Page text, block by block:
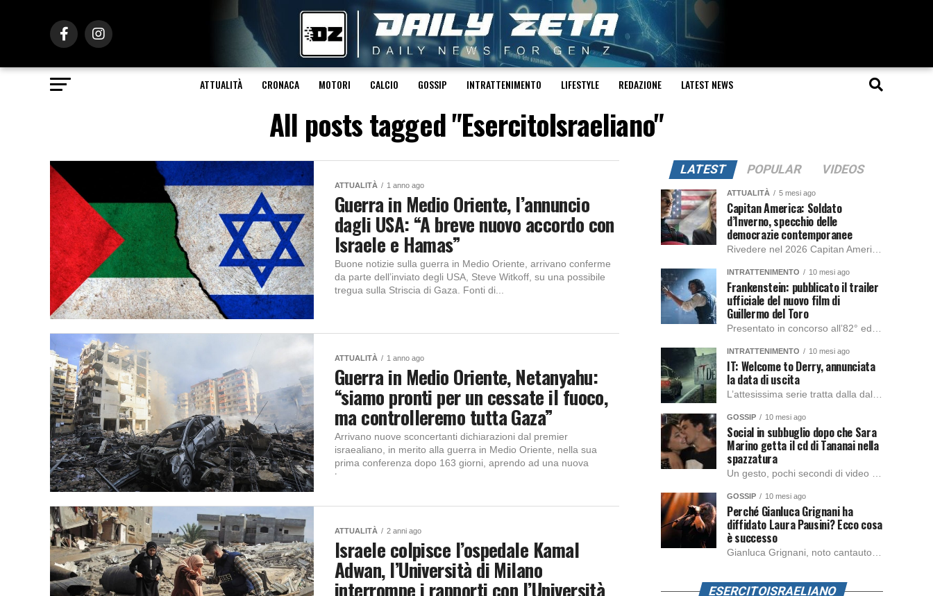
ATTUALITÀ CRONACA MOTORI CALCIO GOSSIP INTRATTENIMENTO LIFESTYLE REDAZIONE LATEST NEWS
All posts tagged "EsercitoIsraeliano"
ATTUALITÀ 1 anno ago
Guerra in Medio Oriente, l’annuncio
dagli USA: “A breve nuovo accordo con
Israele e Hamas”
Buone notizie sulla guerra in Medio Oriente, arrivano conferme
da parte dell’inviato degli USA, Steve Witkoff, su una possibile
tregua sulla Striscia di Gaza. Fonti di...
ATTUALITÀ 1 anno ago
Guerra in Medio Oriente, Netanyahu:
“siamo pronti per un cessate il fuoco,
ma controlleremo tutta Gaza”
Arrivano nuove sconcertanti dichiarazioni dal premier
israealiano, in merito alla guerra in Medio Oriente, nella sua
prima conferenza dopo 163 giorni, aprendo ad una nuova
tregua...
ATTUALITÀ 2 anni ago
Israele colpisce l’ospedale Kamal
Adwan, l’Università di Milano
interrompe i rapporti con l’Università
LATEST POPULAR VIDEOS
ATTUALITÀ 5 mesi ago
Capitan America: Soldato
d’Inverno, specchio delle
democrazie contemporanee
INTRATTENIMENTO 10 mesi ago
Frankenstein: pubblicato il trailer
ufficiale del nuovo film di
Guillermo del Toro
INTRATTENIMENTO 10 mesi ago
IT: Welcome to Derry, annunciata
la data di uscita
GOSSIP 10 mesi ago
Social in subbuglio dopo che Sara
Marino getta il cd di Tananai nella
spazzatura
GOSSIP 10 mesi ago
Perché Gianluca Grignani ha
diffidato Laura Pausini? Ecco cosa
è successo
ESERCITOISRAELIANO